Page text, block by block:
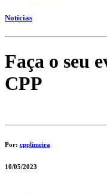
Notícias
Faça o seu
CPP
Por: cpplimeira
10/05/2023